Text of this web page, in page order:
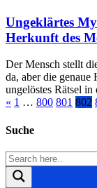
Ungeklärtes
Herkunft des
Der Mensch stellt
da, aber die
ungelöstes Rätsel in
« 1 … 800 801 802
Suche